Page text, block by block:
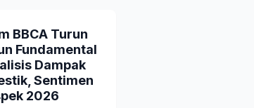
BBCA Turun
Fundamental
Dampak
Sentimen
2026